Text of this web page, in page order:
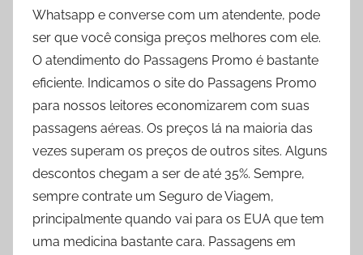
Whatsapp e converse com um atendente, pode
ser que você consiga preços melhores com ele.
O atendimento do Passagens Promo é bastante
eficiente. Indicamos o site do Passagens Promo
para nossos leitores economizarem com suas
passagens aéreas. Os preços lá na maioria das
vezes superam os preços de outros sites. Alguns
descontos chegam a ser de até 35%. Sempre,
sempre contrate um Seguro de Viagem,
principalmente quando vai para os EUA que tem
uma medicina bastante cara. Passagens em